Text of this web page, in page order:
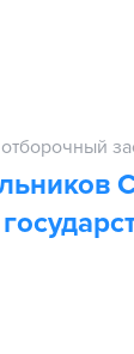
отборочный